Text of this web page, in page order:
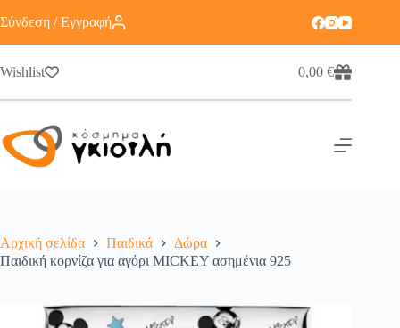
Σύνδεση / Εγγραφή
Wishlist 0,00€
Αρχική σελίδα Παιδικά
Δώρα
Παιδική κορνίζα για αγόρι MICKEY ασημένια 925